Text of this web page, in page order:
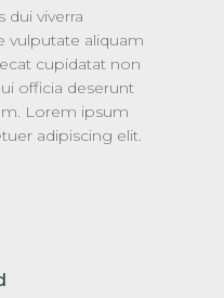
dui viverra
vulputate aliquam
cupidatat non
officia deserunt
Lorem ipsum
adipiscing elit.